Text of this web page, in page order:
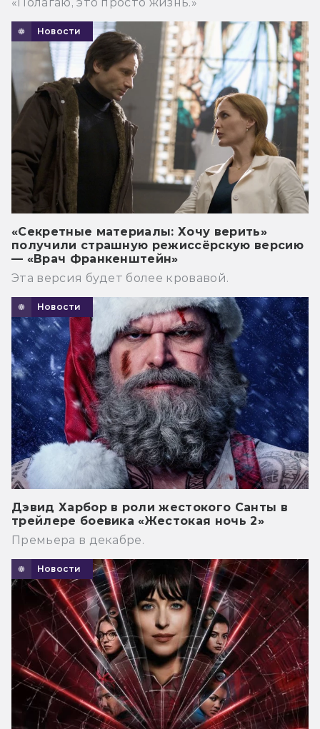
Новости
«Секретные материалы: Хочу верить»
получили страшную режиссёрскую версию
— «Врач Франкенштейн»
Эта версия будет более кровавой.
Новости
Дэвид Харбор в роли жестокого Санты в
трейлере боевика «Жестокая ночь 2»
Премьера в декабре.
Новости